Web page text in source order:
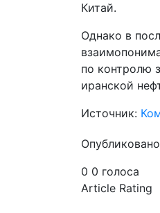
Китай.
Однако в
по контролю
иранской
Источник:
0 0 голоса
Article Rating